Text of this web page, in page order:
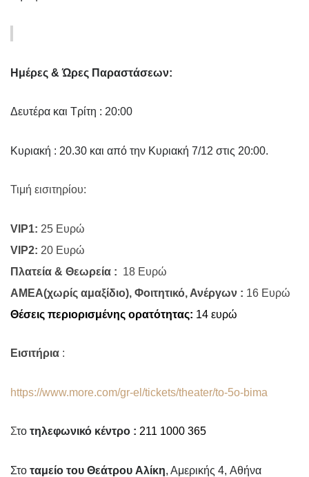
Ημέρες & Ώρες Παραστάσεων:
Δευτέρα και Τρίτη : 20:00
Κυριακή : 20.30 και από την Κυριακή 7/12 στις 20:00.
Τιμή εισιτηρίου:
VIP1: 25 Ευρώ
VIP2: 20 Ευρώ
Πλατεία & Θεωρεία : 18 Ευρώ
ΑΜΕΑ(χωρίς αμαξίδιο), Φοιτητικό, Ανέργων : 16 Ευρώ
Θέσεις περιορισμένης ορατότητας: 14 ευρώ
Εισιτήρια :
https://www.more.com/gr-el/tickets/theater/to-5o-bima
Στο τηλεφωνικό κέντρο : 211 1000 365
Στο ταμείο του Θεάτρου Αλίκη, Αμερικής 4, Aθήνα